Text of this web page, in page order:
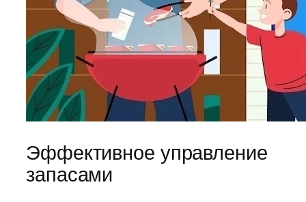
Эффективное управление
запасами